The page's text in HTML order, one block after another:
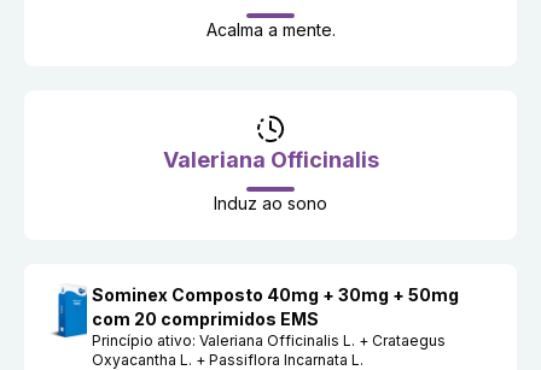
Acalma a mente.
Valeriana Officinalis
Induz ao sono
Sominex Composto 40mg + 30mg + 50mg
com 20 comprimidos EMS
Princípio ativo:Valeriana Officinalis L. + Crataegus
Oxyacantha L. + Passiflora Incarnata L.